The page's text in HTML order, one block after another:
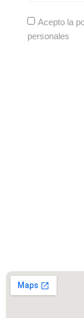
Acepto la
personales